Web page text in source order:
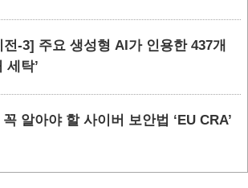
-3] 주요 생성형 AI가 인용한 437개
세탁’
알아야 할 사이버 보안법 ‘EU CRA’